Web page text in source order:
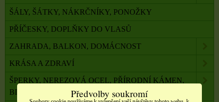
ŠÁLY, ŠÁTKY, NÁKRČNÍKY, PONOŽKY
PŘÍČESKY, DOPLŇKY DO VLASŮ
ZAHRADA, BALKON, DOMÁCNOST
KRÁSA A ZDRAVÍ
ŠPERKY, NEREZOVÁ OCEL, PŘÍRODNÍ KÁMEN,
BIŽUTERIE
Předvolby soukromí